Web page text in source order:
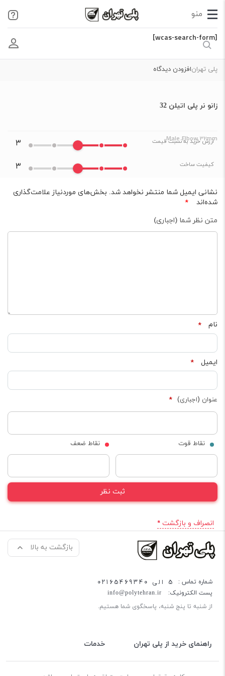
[wcas-search-form]
پلی تهرانافزودن دیدگاه
زانو نر پلی اتیلن 32
Male Elbow 32mm
ارزش خرید به نسبت قیمت ۳
کیفیت ساخت ۳
نشانی ایمیل شما منتشر نخواهد شد. بخش‌های موردنیاز علامت‌گذاری
شده‌اند
*
متن نظر شما (اجباری)
نام *
ایمیل *
عنوان (اجباری) *
نقاط قوت نقاط ضعف
انصراف و بازگشت »
بازگشت به بالا
شماره تماس : 5 الی 02165469340
پست الکترونیک: info@polytehran.ir
از شنبه تا پنج شنبه، پاسخگوی شما هستیم.
راهنمای خرید از پلی تهران خدمات